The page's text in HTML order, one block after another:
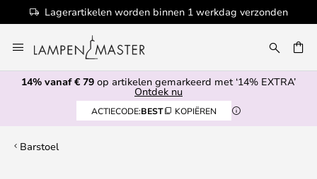
Lagerartikelen worden binnen 1 werkdag verzonden
naar
de
inhoud
14% vanaf € 79 op artikelen gemarkeerd met ‘14% EXTRA’
Ontdek nu
ACTIECODE:BEST KOPIËREN
Barstoel